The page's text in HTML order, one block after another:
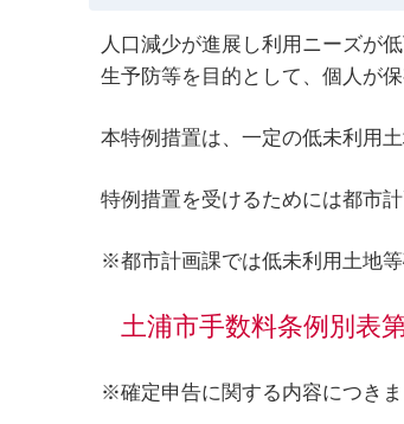
人口減少が進展し利用ニーズが
生予防等を目的として、個人が
本特例措置は、一定の低未利用
特例措置を受けるためには都市
※都市計画課では低未利用土地
土浦市手数料条例別表
※確定申告に関する内容につき